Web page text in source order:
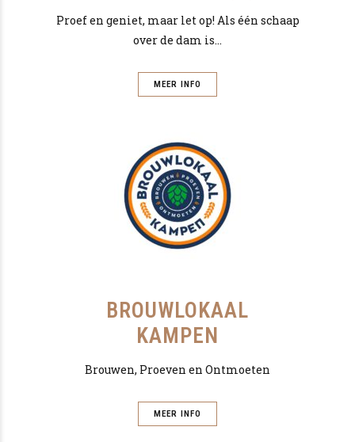
Proef en geniet, maar let op! Als één schaap
over de dam is…
MEER INFO
BROUWLOKAAL
KAMPEN
Brouwen, Proeven en Ontmoeten
MEER INFO